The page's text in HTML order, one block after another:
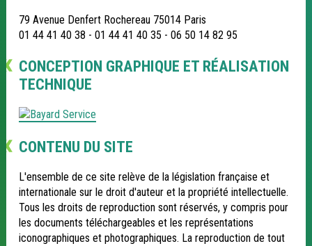
79 Avenue Denfert Rochereau 75014 Paris
01 44 41 40 38 - 01 44 41 40 35 - 06 50 14 82 95
CONCEPTION GRAPHIQUE ET RÉALISATION
TECHNIQUE
CONTENU DU SITE
L'ensemble de ce site relève de la législation française et
internationale sur le droit d'auteur et la propriété intellectuelle.
Tous les droits de reproduction sont réservés, y compris pour
les documents téléchargeables et les représentations
iconographiques et photographiques. La reproduction de tout